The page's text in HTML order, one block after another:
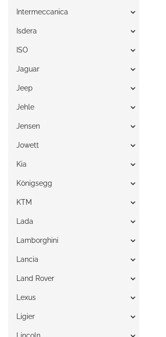
Intermeccanica
Isdera
ISO
Jaguar
Jeep
Jehle
Jensen
Jowett
Kia
Königsegg
KTM
Lada
Lamborghini
Lancia
Land Rover
Lexus
Ligier